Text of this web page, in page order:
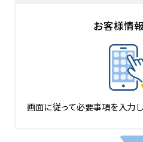
お客様情
画面に従って必要事項を入力